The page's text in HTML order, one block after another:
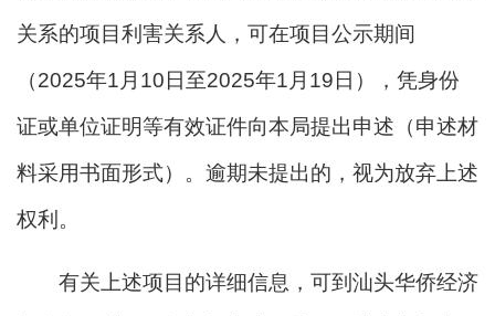
关系的项目利害关系人，可在项目公示期间
（2025年1月10日至2025年1月19日），凭身份
证或单位证明等有效证件向本局提出申述（申述材
料采用书面形式）。逾期未提出的，视为放弃上述
权利。
有关上述项目的详细信息，可到汕头华侨经济